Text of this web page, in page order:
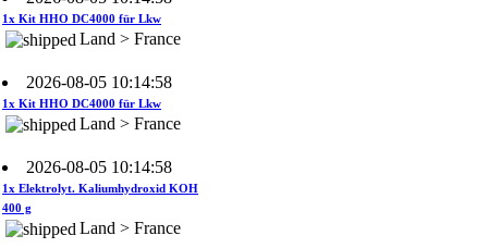
2026-08-05 10:14:58
Land > France
2026-08-05 10:14:58
400 g
Land > France
2026-08-05 10:14:58